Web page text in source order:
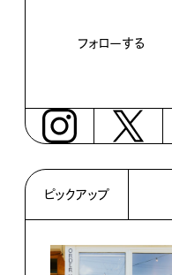
フォローする
ピックアップ